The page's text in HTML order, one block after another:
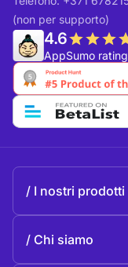
(non per supporto)
4.6
AppSumo rating
I nostri prodotti
Chi siamo